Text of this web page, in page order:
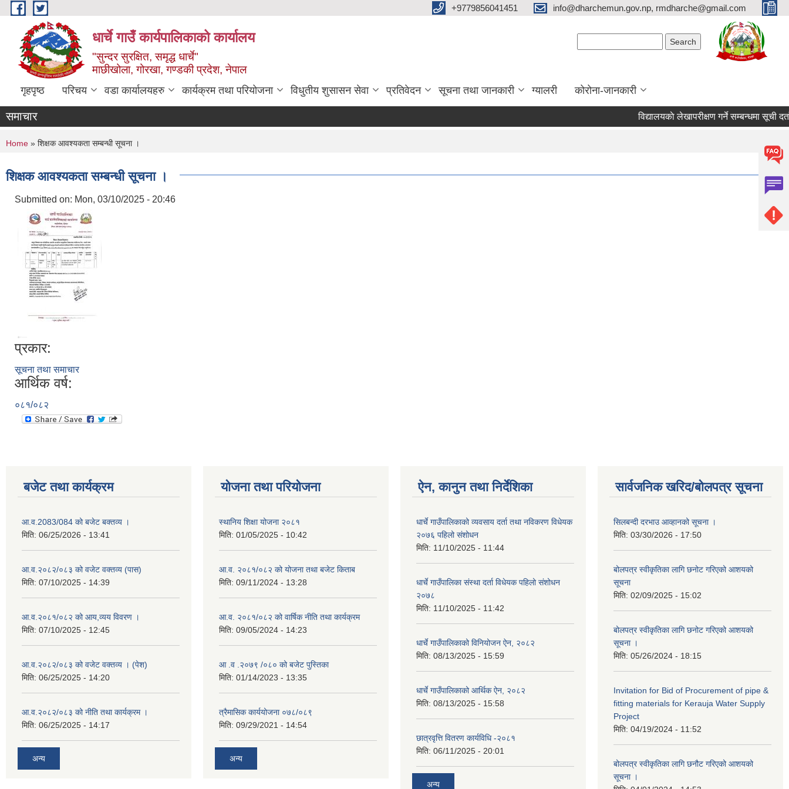
Skip to main content +9779856041451 info@dharchemun.gov.np, rmdharche@gmail.com
धार्चे गाउँ कार्यपालिकाको कार्यालय
"सुन्दर सुरक्षित, समृद्ध धार्चे"
माछीखोला, गोरखा, गण्डकी प्रदेश, नेपाल
गृहपृष्ठ परिचय वडा कार्यालयहरु कार्यक्रम तथा परियोजना विधुतीय शुसासन सेवा प्रतिवेदन सूचना तथा जानकारी ग्यालरी कोरोना-जानकारी
समाचार विद्यालयकाे लेखापरीक्षण गर्ने सम्बन्धमा सूची दर्ता गर्ने
You are here
Home » शिक्षक आवश्यकता सम्बन्धी सूचना ।
शिक्षक आवश्यकता सम्बन्धी सूचना ।
Submitted on: Mon, 03/10/2025 - 20:46
प्रकार:
सूचना तथा समाचार
आर्थिक वर्ष:
०८१/०८२
बजेट तथा कार्यक्रम
आ.व.2083/084 को बजेट बक्तव्य ।
मिति: 06/25/2026 - 13:41
आ.व.२०८२/०८३ को वजेट वक्तव्य (पास)
मिति: 07/10/2025 - 14:39
आ.व.२०८१/०८२ को आय,व्यय विवरण ।
मिति: 07/10/2025 - 12:45
आ.व.२०८२/०८३ को वजेट वक्तव्य । (पेश)
मिति: 06/25/2025 - 14:20
आ.व.२०८२/०८३ को नीति तथा कार्यक्रम ।
मिति: 06/25/2025 - 14:17
अन्य
योजना तथा परियोजना
स्थानिय शिक्षा योजना २०८१
मिति: 01/05/2025 - 10:42
आ.व. २०८१/०८२ को योजना तथा बजेट किताब
मिति: 09/11/2024 - 13:28
आ.व. २०८१/०८२ को वार्षिक नीति तथा कार्यक्रम
मिति: 09/05/2024 - 14:23
आ .व .२०७९ /०८० को बजेट पुस्तिका
मिति: 01/14/2023 - 13:35
त्रैमासिक कार्ययोजना ०७८/०८९
मिति: 09/29/2021 - 14:54
अन्य
ऐन, कानुन तथा निर्देशिका
धार्चे गाउँपालिकाको व्यवसाय दर्ता तथा नविकरण विधेयक
२०७६ पहिलो संशोधन
मिति: 11/10/2025 - 11:44
धार्चे गाउँपालिका संस्था दर्ता विधेयक पहिलो संशोधन
२०७८
मिति: 11/10/2025 - 11:42
धार्चे गाउँपालिकाको विनियोजन ऐन, २०८२
मिति: 08/13/2025 - 15:59
धार्चे गाउँपालिकाको आर्थिक ऐन, २०८२
मिति: 08/13/2025 - 15:58
छात्रवृत्ति वितरण कार्यविधि -२०८१
मिति: 06/11/2025 - 20:01
अन्य
सार्वजनिक खरिद/बोलपत्र सूचना
सिलबन्दी दरभाउ आव्हानको सूचना ।
मिति: 03/30/2026 - 17:50
बोलपत्र स्वीकृतिका लागि छनोट गरिएको आशयको
सूचना
मिति: 02/09/2025 - 15:02
बोलपत्र स्वीकृतिका लागि छनोट गरिएको आशयको
सूचना ।
मिति: 05/26/2024 - 18:15
Invitation for Bid of Procurement of pipe &
fitting materials for Kerauja Water Supply
Project
मिति: 04/19/2024 - 11:52
बोलपत्र स्वीकृतिका लागि छनौट गरिएको आशयको
सूचना ।